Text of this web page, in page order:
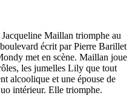
Maillan triomphe au
écrit par Pierre Barillet
met en scène. Maillan joue
les jumelles Lily que tout
alcoolique et une épouse de
intérieur. Elle triomphe.